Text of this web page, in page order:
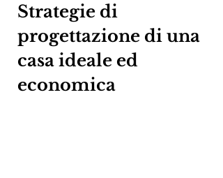
Strategie di
progettazione di una
casa ideale ed
economica